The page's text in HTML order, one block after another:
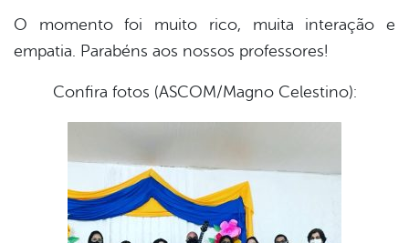
O momento foi muito rico, muita interação e
empatia. Parabéns aos nossos professores!
Confira fotos (ASCOM/Magno Celestino):